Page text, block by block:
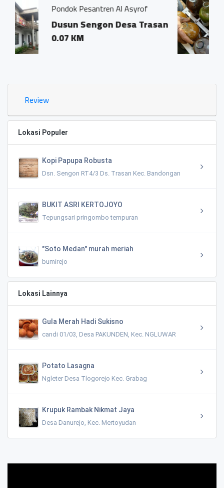
Al Asyrof
Desa Trasan
Jamu Tradisisional
Dsn. Sengon
Trasan Kec.
0.03 KM
Review
Lokasi Populer
Kopi Papupa Robusta
Dsn. Sengon RT4/3 Ds. Trasan Kec. Bandongan
BUKIT ASRI KERTOJOYO
Tepungsari pringombo tempuran
"Soto Medan" murah meriah
bumirejo
Lokasi Lainnya
Gula Merah Hadi Sukisno
candi 01/03, Desa PAKUNDEN, Kec. NGLUWAR
Potato Lasagna
Ngleter Desa Tlogorejo Kec. Grabag
Krupuk Rambak Nikmat Jaya
Desa Danurejo, Kec. Mertoyudan